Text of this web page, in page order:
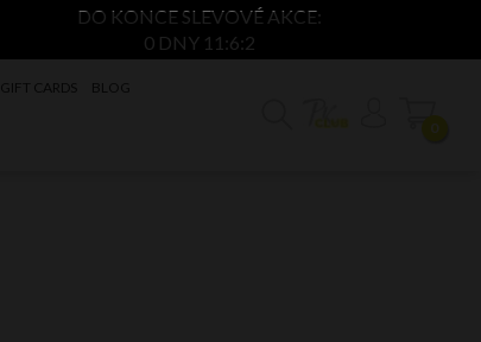
DO KONCE SLEVOVÉ AKCE:
0 DNY 11:6:2
GIFT CARDS BLOG
0